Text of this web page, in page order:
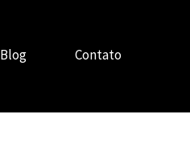
Blog Contato